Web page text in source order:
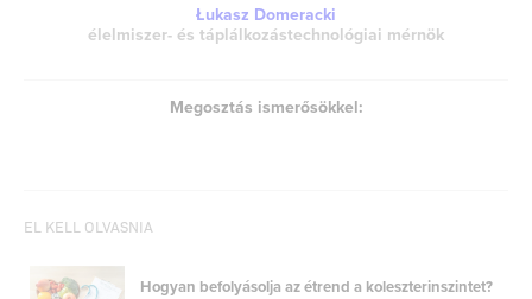
Łukasz Domeracki
élelmiszer- és táplálkozástechnológiai mérnök
Megosztás ismerősökkel:
EL KELL OLVASNIA
Hogyan befolyásolja az étrend a koleszterinszintet?